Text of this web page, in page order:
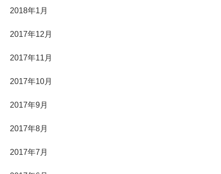
2018年1月
2017年12月
2017年11月
2017年10月
2017年9月
2017年8月
2017年7月